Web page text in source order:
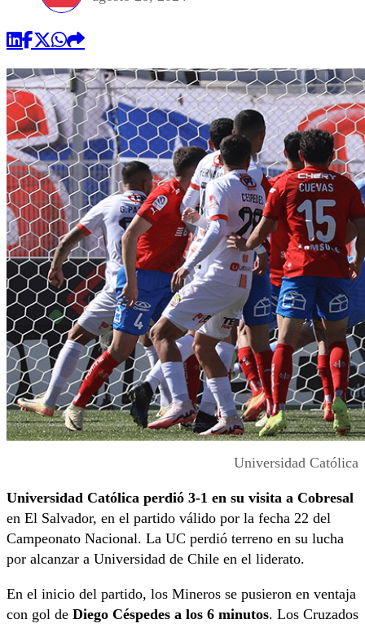
Universidad Católica
Universidad Católica perdió 3-1 en su visita a Cobresal
en El Salvador, en el partido válido por la fecha 22 del
Campeonato Nacional. La UC perdió terreno en su lucha
por alcanzar a Universidad de Chile en el liderato.
En el inicio del partido, los Mineros se pusieron en ventaja
con gol de Diego Céspedes a los 6 minutos. Los Cruzados